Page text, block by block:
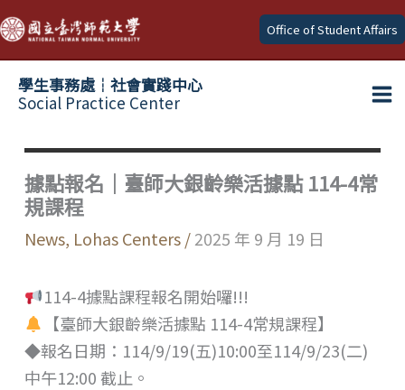
Skip
to
content
Office of Student Affairs
學生事務處┆社會實踐中心
Social Practice Center
據點報名｜臺師大銀齡樂活據點 114-4常
規課程
News, Lohas Centers/2025 年 9 月 19 日
114-4據點課程報名開始囉!!!
【臺師大銀齡樂活據點 114-4常規課程】
◆報名日期：114/9/19(五)10:00至114/9/23(二)
中午12:00 截止。